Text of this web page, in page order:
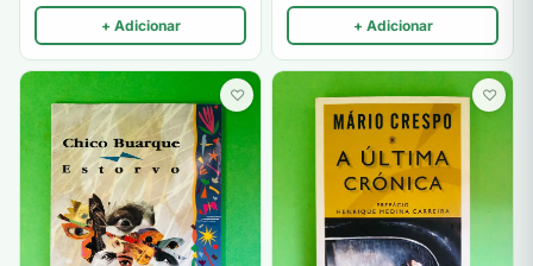
+ Adicionar + Adicionar
♡ ♡